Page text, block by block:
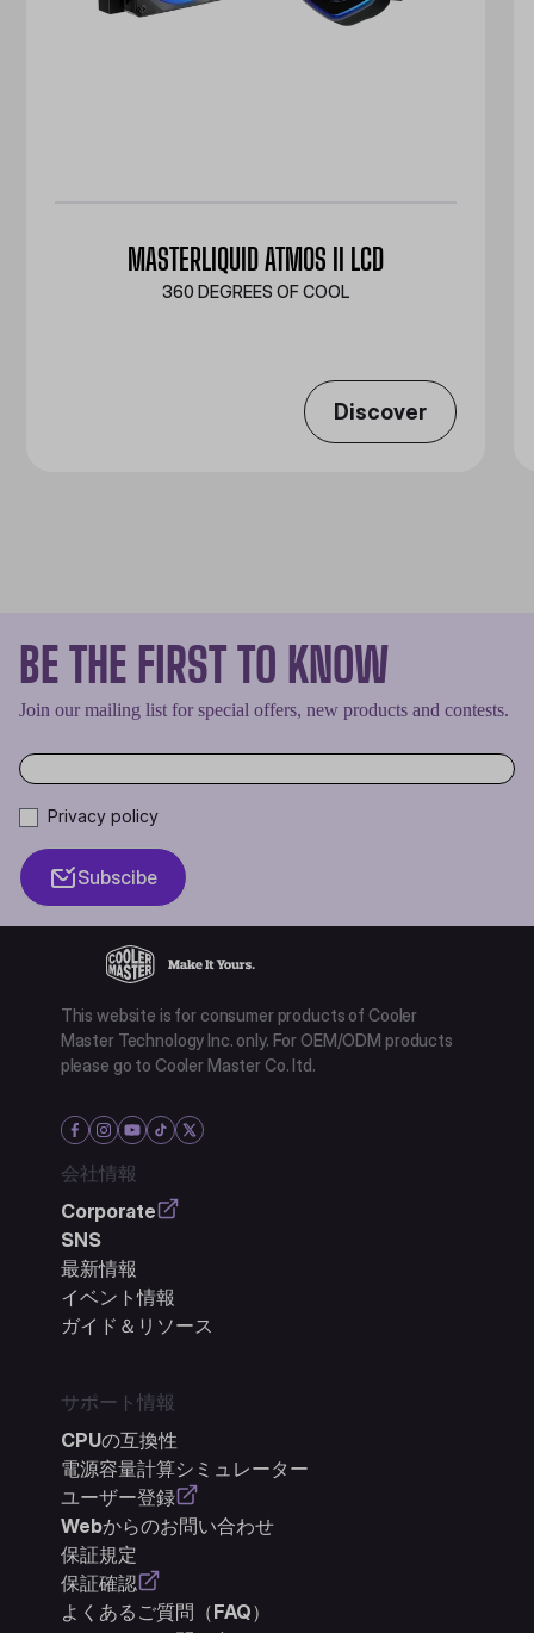
MASTERLIQUID ATMOS II LCD
360 DEGREES OF COOL​
Discover
BE THE FIRST TO KNOW
Join our mailing list for special offers, new products and contests.
Privacy policy
Subscibe
This website is for consumer products of Cooler
Master Technology Inc. only. For OEM/ODM products
please go to Cooler Master Co. ltd.
会社情報
Corporate
SNS
最新情報
イベント情報
ガイド＆リソース
サポート情報
CPUの互換性
電源容量計算シミュレーター
ユーザー登録
Webからのお問い合わせ
保証規定
保証確認
よくあるご質問（FAQ）